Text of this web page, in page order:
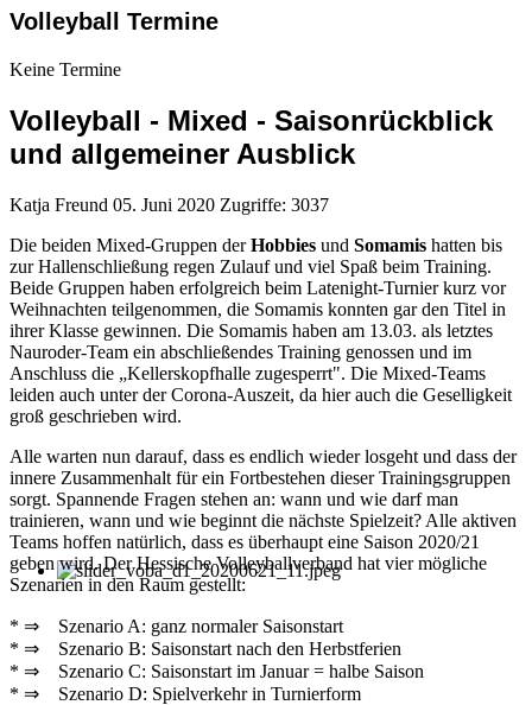
Volleyball Termine
Keine Termine
Volleyball - Mixed - Saisonrückblick
und allgemeiner Ausblick
Katja Freund 05. Juni 2020 Zugriffe: 3037
Die beiden Mixed-Gruppen derHobbies und Somamis hatten bis
zur Hallenschließung regen Zulauf und viel Spaß beim Training.
Beide Gruppen haben erfolgreich beim Latenight-Turnier kurz vor
Weihnachten teilgenommen, die Somamis konnten gar den Titel in
ihrer Klasse gewinnen. Die Somamis haben am 13.03. als letztes
Nauroder-Team ein abschließendes Training genossen und im
Anschluss die „Kellerskopfhalle zugesperrt". Die Mixed-Teams
leiden auch unter der Corona-Auszeit, da hier auch die Geselligkeit
groß geschrieben wird.
Alle warten nun darauf, dass es endlich wieder losgeht und dass der
innere Zusammenhalt für ein Fortbestehen dieser Trainingsgruppen
sorgt. Spannende Fragen stehen an: wann und wie darf man
trainieren, wann und wie beginnt die nächste Spielzeit? Alle aktiven
Teams hoffen natürlich, dass es überhaupt eine Saison 2020/21
geben wird. Der Hessische Volleyballverband hat vier mögliche
Szenarien in den Raum gestellt:
* ⇒ Szenario A: ganz normaler Saisonstart
* ⇒ Szenario B: Saisonstart nach den Herbstferien
* ⇒ Szenario C: Saisonstart im Januar = halbe Saison
* ⇒ Szenario D: Spielverkehr in Turnierform